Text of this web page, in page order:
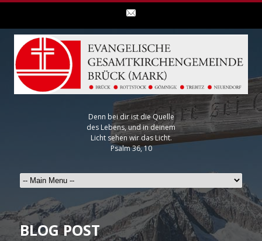
Denn bei dir ist die Quelle
des Lebens, und in deinem
Licht sehen wir das Licht.
Psalm 36, 10
BLOG POST